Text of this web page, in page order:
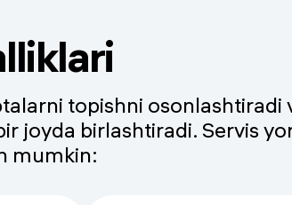
topishni osonlashtiradi
joyda birlashtiradi. Servis
mumkin: